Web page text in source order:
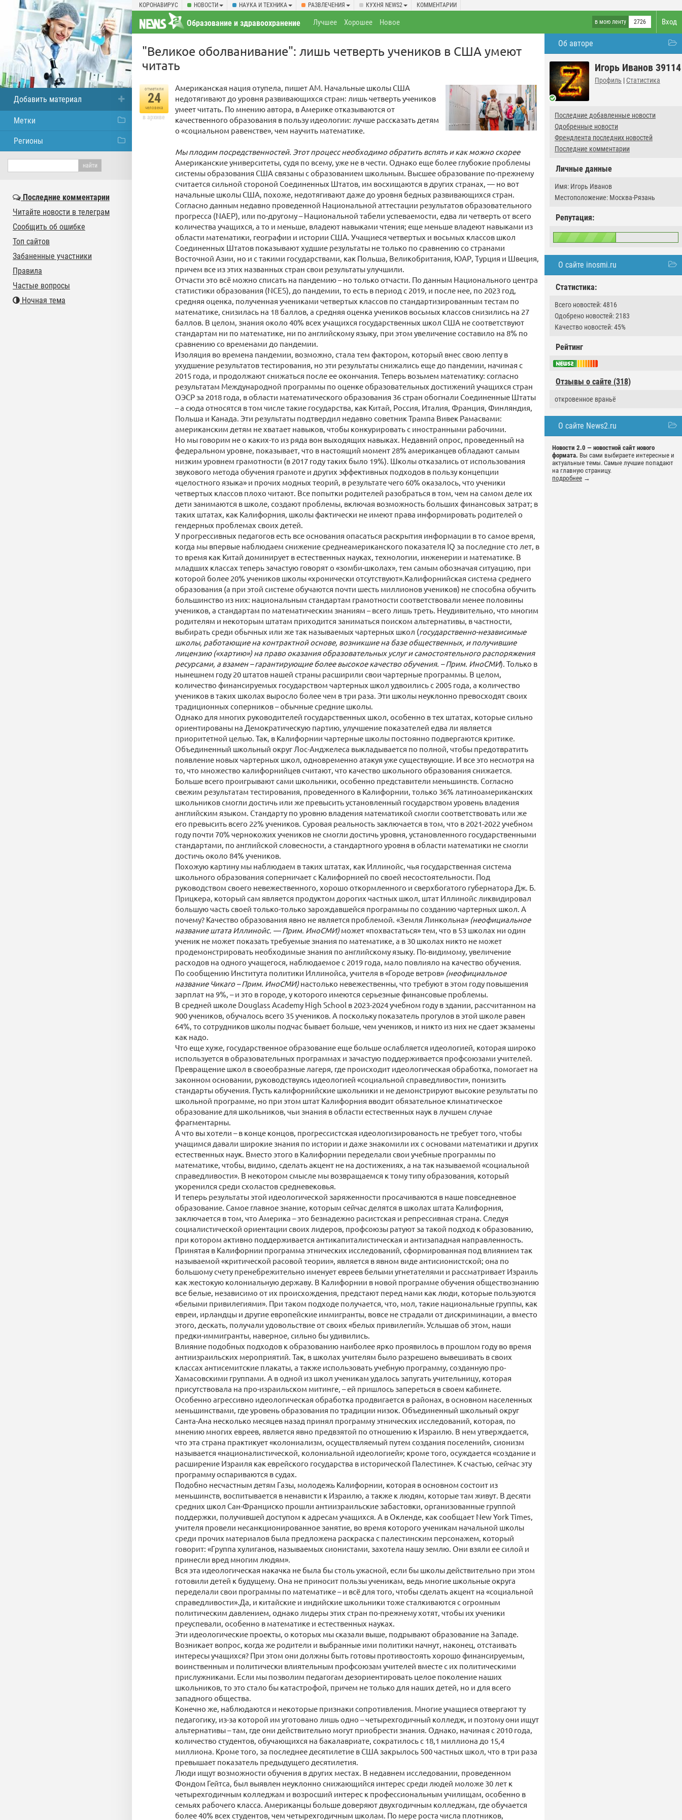
КОРОНАВИРУС НОВОСТИ НАУКА И ТЕХНИКА РАЗВЛЕЧЕНИЯ КУХНЯ NEWS2 КОММЕНТАРИИ
Вход
Образование и здравоохранение в мою ленту 2726
Лучшее Хорошее Новое
Об авторе
Игорь Иванов 39114
Профиль | Статистика
Последние добавленные новости
Одобренные новости
Френдлента последних новостей
Последние комментарии
Личные данные
Имя: Игорь Иванов
Местоположение: Москва-Рязань
Репутация:
О сайте inosmi.ru
Статистика:
Всего новостей: 4816
Одобрено новостей: 2183
Качество новостей: 45%
Рейтинг
Отзывы о сайте (318)
откровенное враньё
О сайте News2.ru
Новости 2.0 — новостной сайт нового
формата. Вы сами выбираете интересные и
актуальные темы. Самые лучшие попадают
на главную страницу.
подробнее →
"Великое оболванивание": лишь четверть учеников в США умеют
читать
отметили
24
человека
в архиве
Американская нация отупела, пишет AM. Начальные школы США
недотягивают до уровня развивающихся стран: лишь четверть учеников
умеет читать. По мнению автора, в Америке отказываются от
качественного образования в пользу идеологии: лучше рассказать детям
о «социальном равенстве», чем научить математике.
Мы плодим посредственностей. Этот процесс необходимо обратить вспять и как можно скорее
Американские университеты, судя по всему, уже не в чести. Однако еще более глубокие проблемы
системы образования США связаны с образованием школьным. Высшее образование по-прежнему
считается сильной стороной Соединенных Штатов, им восхищаются в других странах, — но вот
начальные школы США, похоже, недотягивают даже до уровня бедных развивающихся стран.
Согласно данным недавно проведенной Национальной аттестации результатов образовательного
прогресса (NAEP), или по-другому – Национальной табели успеваемости, едва ли четверть от всего
количества учащихся, а то и меньше, владеют навыками чтения; еще меньше владеют навыками из
области математики, географии и истории США. Учащиеся четвертых и восьмых классов школ
Соединенных Штатов показывают худшие результаты не только по сравнению со странами
Восточной Азии, но и с такими государствами, как Польша, Великобритания, ЮАР, Турция и Швеция,
причем все из этих названных стран свои результаты улучшили.
Отчасти это всё можно списать на пандемию – но только отчасти. По данным Национального центра
статистики образования (NCES), до пандемии, то есть в период с 2019, и после нее, по 2023 год,
средняя оценка, полученная учениками четвертых классов по стандартизированным тестам по
математике, снизилась на 18 баллов, а средняя оценка учеников восьмых классов снизились на 27
баллов. В целом, знания около 40% всех учащихся государственных школ США не соответствуют
стандартам ни по математике, ни по английскому языку, при этом увеличение составило на 8% по
сравнению со временами до пандемии.
Изоляция во времена пандемии, возможно, стала тем фактором, который внес свою лепту в
ухудшение результатов тестирования, но эти результаты снижались еще до пандемии, начиная с
2015 года, и продолжают снижаться после ее окончания. Теперь возьмем математику: согласно
результатам Международной программы по оценке образовательных достижений учащихся стран
ОЭСР за 2018 года, в области математического образования 36 стран обогнали Соединенные Штаты
– а сюда относятся в том числе такие государства, как Китай, Россия, Италия, Франция, Финляндия,
Польша и Канада. Эти результаты подтвердил недавно советник Трампа Вивек Рамасвами:
американским детям не хватает навыков, чтобы конкурировать с иностранными рабочими.
Но мы говорим не о каких-то из ряда вон выходящих навыках. Недавний опрос, проведенный на
федеральном уровне, показывает, что в настоящий момент 28% американцев обладают самым
низким уровнем грамотности (в 2017 году таких было 19%). Школы отказались от использования
звукового метода обучения грамоте и других эффективных подходов в пользу концепции
«целостного языка» и прочих модных теорий, в результате чего 60% оказалось, что ученики
четвертых классов плохо читают. Все попытки родителей разобраться в том, чем на самом деле их
дети занимаются в школе, создают проблемы, включая возможность больших финансовых затрат; в
таких штатах, как Калифорния, школы фактически не имеют права информировать родителей о
гендерных проблемах своих детей.
У прогрессивных педагогов есть все основания опасаться раскрытия информации в то самое время,
когда мы впервые наблюдаем снижение среднеамериканского показателя IQ за последние сто лет, в
то время как Китай доминирует в естественных науках, технологии, инженерии и математике. В
младших классах теперь зачастую говорят о «зомби-школах», тем самым обозначая ситуацию, при
которой более 20% учеников школы «хронически отсутствуют».Калифорнийская система среднего
образования (а при этой системе обучаются почти шесть миллионов учеников) не способна обучить
большинство из них: национальным стандартам грамотности соответствовали менее половины
учеников, а стандартам по математическим знаниям – всего лишь треть. Неудивительно, что многим
родителям и некоторым штатам приходится заниматься поиском альтернативы, в частности,
выбирать среди обычных или же так называемых чартерных школ (государственно-независимые
школы, работающие на контрактной основе, возникшие на базе общественных, и получившие
лицензию («хартию») на право оказания образовательных услуг и самостоятельного распоряжения
ресурсами, а взамен – гарантирующие более высокое качество обучения. – Прим. ИноСМИ). Только в
нынешнем году 20 штатов нашей страны расширили свои чартерные программы. В целом,
количество финансируемых государством чартерных школ удвоились с 2005 года, а количество
учеников в таких школах выросло более чем в три раза. Эти школы неуклонно превосходят своих
традиционных соперников – обычные средние школы.
Однако для многих руководителей государственных школ, особенно в тех штатах, которые сильно
ориентированы на Демократическую партию, улучшение показателей едва ли является
приоритетной целью. Так, в Калифорнии чартерные школы постоянно подвергаются критике.
Объединенный школьный округ Лос-Анджелеса выкладывается по полной, чтобы предотвратить
появление новых чартерных школ, одновременно атакуя уже существующие. И все это несмотря на
то, что множество калифорнийцев считают, что качество школьного образования снижается.
Больше всего проигрывают сами школьники, особенно представители меньшинств. Согласно
свежим результатам тестирования, проведенного в Калифорнии, только 36% латиноамериканских
школьников смогли достичь или же превысить установленный государством уровень владения
английским языком. Стандарту по уровню владения математикой смогли соответствовать или же
его превысить всего 22% учеников. Суровая реальность заключается в том, что в 2021-2022 учебном
году почти 70% чернокожих учеников не смогли достичь уровня, установленного государственными
стандартами, по английской словесности, а стандартного уровня в области математики не смогли
достичь около 84% учеников.
Похожую картину мы наблюдаем в таких штатах, как Иллинойс, чья государственная система
школьного образования соперничает с Калифорнией по своей несостоятельности. Под
руководством своего невежественного, хорошо откормленного и сверхбогатого губернатора Дж. Б.
Прицкера, который сам является продуктом дорогих частных школ, штат Иллинойс ликвидировал
большую часть своей только-только зарождавшейся программы по созданию чартерных школ. А
почему? Качество образования явно не является проблемой. «Земля Линкольна» (неофициальное
название штата Иллинойс. — Прим. ИноСМИ)может «похвастаться» тем, что в 53 школах ни один
ученик не может показать требуемые знания по математике, а в 30 школах никто не может
продемонстрировать необходимые знания по английскому языку. По-видимому, увеличение
расходов на одного учащегося, наблюдаемое с 2019 года, мало повлияло на качество обучения.
По сообщению Института политики Иллинойса, учителя в «Городе ветров» (неофициальное
название Чикаго – Прим. ИноСМИ)настолько невежественны, что требуют в этом году повышения
зарплат на 9%, – и это в городе, у которого имеются серьезные финансовые проблемы.
В средней школе Douglass Academy High School в 2023-2024 учебном году в здании, рассчитанном на
900 учеников, обучалось всего 35 учеников. А поскольку показатель прогулов в этой школе равен
64%, то сотрудников школы подчас бывает больше, чем учеников, и никто из них не сдает экзамены
как надо.
Что еще хуже, государственное образование еще больше ослабляется идеологией, которая широко
используется в образовательных программах и зачастую поддерживается профсоюзами учителей.
Превращение школ в своеобразные лагеря, где происходит идеологическая обработка, помогает на
законном основании, руководствуясь идеологией «социальной справедливости», понизить
стандарты обучения. Пусть калифорнийские школьники и не демонстрируют высокие результаты по
школьной программе, но при этом штат Калифорния вводит обязательное климатическое
образование для школьников, чьи знания в области естественных наук в лучшем случае
фрагментарны.
А что вы хотели – в конце концов, прогрессистская идеологизированость не требует того, чтобы
учащимся давали широкие знания по истории и даже знакомили их с основами математики и других
естественных наук. Вместо этого в Калифорнии переделали свои учебные программы по
математике, чтобы, видимо, сделать акцент не на достижениях, а на так называемой «социальной
справедливости». В некотором смысле мы возвращаемся к тому типу образования, который
укоренился среди схоластов средневековья.
И теперь результаты этой идеологической заряженности просачиваются в наше повседневное
образование. Самое главное знание, которым сейчас делятся в школах штата Калифорния,
заключается в том, что Америка – это безнадежно расистская и репрессивная страна. Следуя
социалистической ориентации своих лидеров, профсоюзы ратуют за такой подход к образованию,
при котором активно поддерживается антикапиталистическая и антизападная направленность.
Принятая в Калифорнии программа этнических исследований, сформированная под влиянием так
называемой «критической расовой теории», является в явном виде антисионистской; она по
большому счету пренебрежительно именует евреев белыми угнетателями и рассматривает Израиль
как жестокую колониальную державу. В Калифорнии в новой программе обучения обществознанию
все белые, независимо от их происхождения, предстают перед нами как люди, которые пользуются
«белыми привилегиями». При таком подходе получается, что, мол, такие национальные группы, как
евреи, ирландцы и другие европейские иммигранты, вовсе не страдали от дискриминации, а вместо
этого, дескать, получали удовольствие от своих «белых привилегий». Услышав об этом, наши
предки-иммигранты, наверное, сильно бы удивились.
Влияние подобных подходов к образованию наиболее ярко проявилось в прошлом году во время
антиизраильских мероприятий. Так, в школах учителям было разрешено вывешивать в своих
классах антисемитские плакаты, а также использовать учебную программу, созданную про-
Хамасовскими группами. А в одной из школ ученикам удалось запугать учительницу, которая
присутствовала на про-израильском митинге, – ей пришлось запереться в своем кабинете.
Особенно агрессивно идеологическая обработка продвигается в районах, в основном населенных
меньшинствами, где уровень образования по традиции низок. Объединенный школьный округ
Санта-Ана несколько месяцев назад принял программу этнических исследований, которая, по
мнению многих евреев, является явно предвзятой по отношению к Израилю. В нем утверждается,
что эта страна практикует «колониализм, осуществляемый путем создания поселений», сионизм
называется «националистической, колониальной идеологией»; кроме того, осуждается «создание и
расширение Израиля как еврейского государства в исторической Палестине». К счастью, сейчас эту
программу оспариваются в судах.
Подобно несчастным детям Газы, молодежь Калифорнии, которая в основном состоит из
меньшинств, воспитывается в ненависти к Израилю, а также к людям, которые там живут. В десяти
средних школ Сан-Франциско прошли антиизраильские забастовки, организованные группой
поддержки, получившей доступом к адресам учащихся. А в Окленде, как сообщает New York Times,
учителя провели несанкционированное занятие, во время которого ученикам начальной школы
среди прочих материалов была предложена раскраска с палестинским персонажем, который
говорит: «Группа хулиганов, называемых сионистами, захотела нашу землю. Они взяли ее силой и
принесли вред многим людям».
Вся эта идеологическая накачка не была бы столь ужасной, если бы школы действительно при этом
готовили детей к будущему. Она не приносит пользы ученикам, ведь многие школьные округа
переделали свои программы по математике – и всё для того, чтобы сделать акцент на «социальной
справедливости».Да, и китайские и индийские школьники тоже сталкиваются с огромным
политическим давлением, однако лидеры этих стран по-прежнему хотят, чтобы их ученики
преуспевали, особенно в математике и естественных науках.
Эти идеологические проекты, о которых мы сказали выше, подрывают образование на Западе.
Возникает вопрос, когда же родители и выбранные ими политики начнут, наконец, отстаивать
интересы учащихся? При этом они должны быть готовы противостоять хорошо финансируемым,
воинственным и политически влиятельным профсоюзам учителей вместе с их политическими
прислужниками. Если мы позволим педагогам дезориентировать целое поколение наших
школьников, то это стало бы катастрофой, причем не только для наших детей, но и для всего
западного общества.
Конечно же, наблюдаются и некоторые признаки сопротивления. Многие учащиеся отвергают ту
педагогику, из-за которой им уготовано лишь одно – четырехгодичный колледж, и поэтому они ищут
альтернативы – там, где они действительно могут приобрести знания. Однако, начиная с 2010 года,
количество студентов, обучающихся на бакалавриате, сократилось с 18,1 миллиона до 15,4
миллиона. Кроме того, за последнее десятилетие в США закрылось 500 частных школ, что в три раза
превышает показатель предыдущего десятилетия.
Люди ищут возможности обучения в других местах. В недавнем исследовании, проведенном
Фондом Гейтса, был выявлен неуклонно снижающийся интерес среди людей моложе 30 лет к
четырехгодичным колледжам и возросший интерес к профессиональным училищам, особенно в
семьях рабочего класса. Американцы больше доверяют двухгодичным колледжам, где обучается
более 40% всех студентов, чем четырехгодичным школам. По мере роста числа плотников,
Добавить материал
Метки
Регионы
Последние комментарии
Читайте новости в телеграм
Сообщить об ошибке
Топ сайтов
Забаненные участники
Правила
Частые вопросы
Ночная тема